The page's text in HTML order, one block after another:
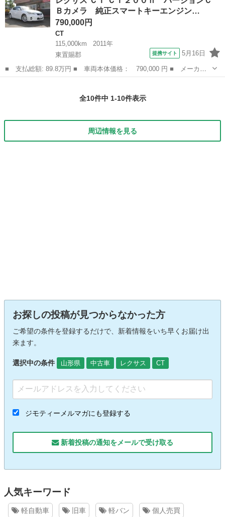
ｈ バージョンＣ １年保証付き エアコン パワステ 盗難防止装
置 オートクルーズ...Ｂカメラ 純正スマートキーエンジン…
790,000円
CT
115,000km
2011年
東置賜郡
提携サイト 5月16日
■ 支払総額: 89.8万円 ■ 車両本体価格： 790,000 円 ■ メーカー
名： レクサス ■ 車種名： ＣＴ ■ グレード名： ＣＴ２００
全10件中 1-10件表示
周辺情報を見る
お探しの投稿が見つからなかった方
ご希望の条件を登録するだけで、新着情報をいち早くお届け出
来ます。
選択中の条件 山形県 中古車 レクサス CT
ジモティーメルマガにも登録する
新着投稿の通知をメールで受け取る
人気キーワード
軽自動車 旧車 軽バン 個人売買